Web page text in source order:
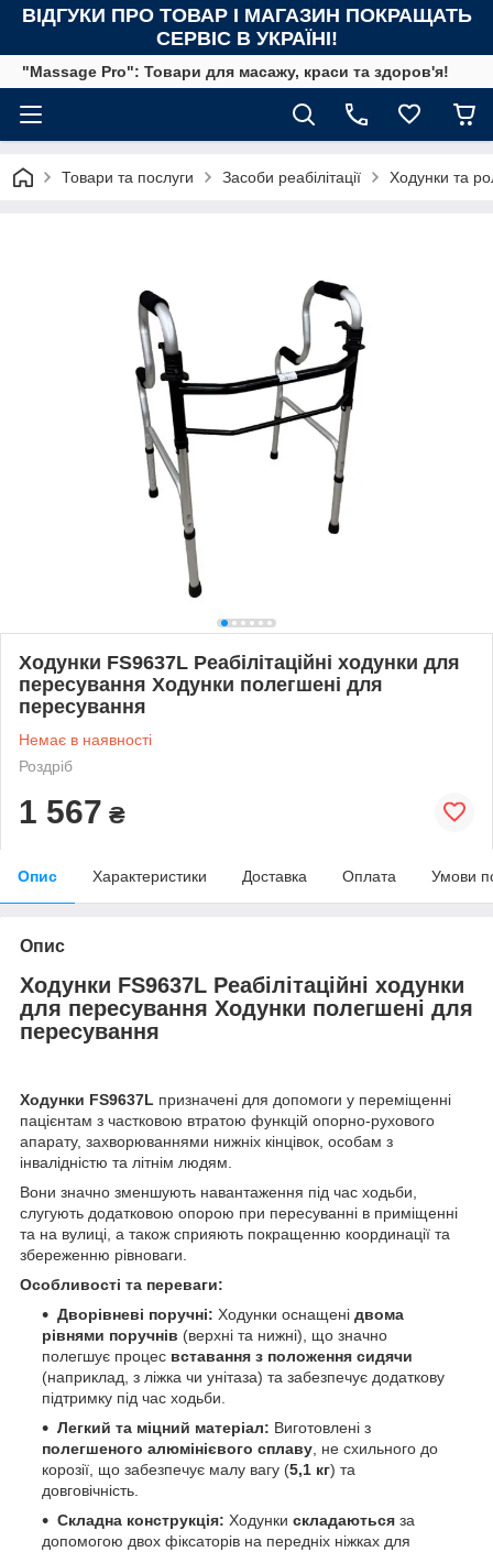
ВІДГУКИ ПРО ТОВАР І МАГАЗИН ПОКРАЩАТЬ
СЕРВІС В УКРАЇНІ!
"Massage Pro": Товари для масажу, краси та здоров'я!
Товари та послуги Засоби реабілітації Ходунки та
Ходунки FS9637L Реабілітаційні ходунки для
пересування Ходунки полегшені для
пересування
Немає в наявності
Роздріб
1 567 ₴
Опис Характеристики Доставка Оплата Умови
Опис
Ходунки FS9637L Реабілітаційні ходунки
для пересування Ходунки полегшені для
пересування
Ходунки FS9637L призначені для допомоги у переміщенні
пацієнтам з частковою втратою функцій опорно-рухового
апарату, захворюваннями нижніх кінцівок, особам з
інвалідністю та літнім людям.
Вони значно зменшують навантаження під час ходьби,
слугують додатковою опорою при пересуванні в приміщенні
та на вулиці, а також сприяють покращенню координації та
збереженню рівноваги.
Особливості та переваги:
Дворівневі поручні: Ходунки оснащені двома
рівнями поручнів (верхні та нижні), що значно
полегшує процес вставання з положення сидячи
(наприклад, з ліжка чи унітаза) та забезпечує додаткову
підтримку під час ходьби.
Легкий та міцний матеріал: Виготовлені з
полегшеного алюмінієвого сплаву, не схильного до
корозії, що забезпечує малу вагу (5,1 кг) та
довговічність.
Складна конструкція: Ходунки складаються за
допомогою двох фіксаторів на передніх ніжках для